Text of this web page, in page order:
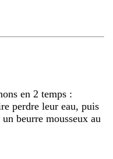
en 2 temps :
perdre leur eau, puis
beurre mousseux au